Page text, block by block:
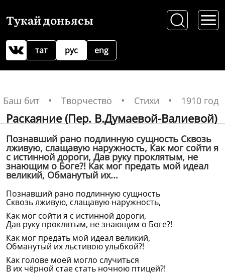
Тукай доньясы
рус
тат eng
Баш бит Творчество Стихи 1910 год
Раскаяние (Пер. В.Думаевой-Валиевой)
Познавший рано подлинную сущность Сквозь
лживую, слащавую наружность, Как мог сойти я
с истинной дороги, Дав руку проклятым, не
знающим о Боге?! Как мог предать мой идеал
великий, Обманутый их...
Познавший рано подлинную сущность
Сквозь лживую, слащавую наружность,
Как мог сойти я с истинной дороги,
Дав руку проклятым, не знающим о Боге?!
Как мог предать мой идеал великий,
Обманутый их льстивою улыбкой?!
Как голове моей могло случиться
В их чёрной стае стать ночною птицей?!